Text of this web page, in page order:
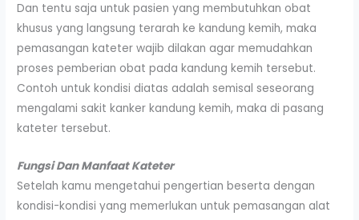
Dan tentu saja untuk pasien yang membutuhkan obat
khusus yang langsung terarah ke kandung kemih, maka
pemasangan kateter wajib dilakan agar memudahkan
proses pemberian obat pada kandung kemih tersebut.
Contoh untuk kondisi diatas adalah semisal seseorang
mengalami sakit kanker kandung kemih, maka di pasang
kateter tersebut.
Fungsi Dan Manfaat Kateter
Setelah kamu mengetahui pengertian beserta dengan
kondisi-kondisi yang memerlukan untuk pemasangan alat